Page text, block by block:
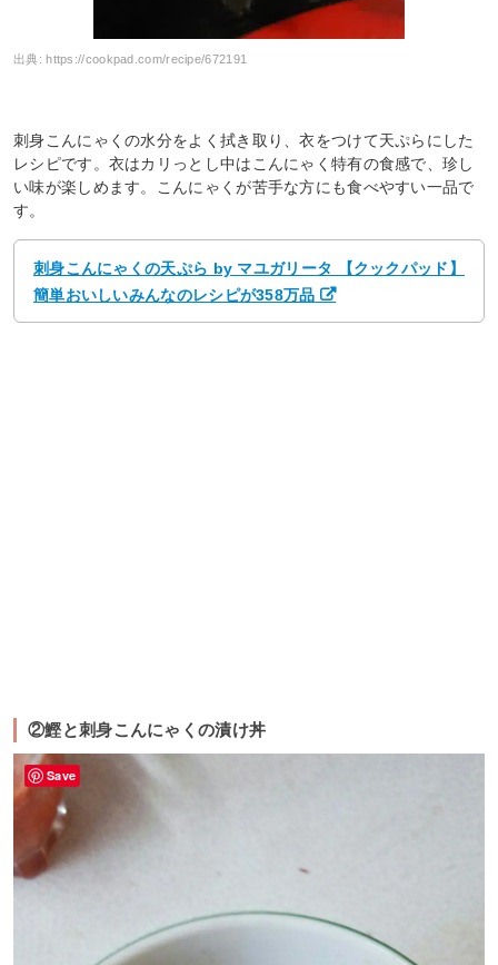
出典:https://cookpad.com/recipe/672191
刺身こんにゃくの水分をよく拭き取り、衣をつけて天ぷらにした
レシピです。衣はカリっとし中はこんにゃく特有の食感で、珍し
い味が楽しめます。こんにゃくが苦手な方にも食べやすい一品で
す。
刺身こんにゃくの天ぷら by マユガリータ 【クックパッド】
簡単おいしいみんなのレシピが358万品
②鰹と刺身こんにゃくの漬け丼
Save